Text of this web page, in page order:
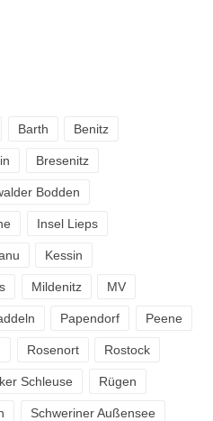
Barth Benitz
Bresenitz
Bodden
Insel Lieps
Kessin
Mildenitz MV
Papendorf Peene
Rosenort Rostock
Schleuse Rügen
Schweriner Außensee